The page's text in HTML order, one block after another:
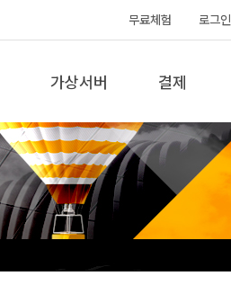
무료체험 로그인
가상서버 결제